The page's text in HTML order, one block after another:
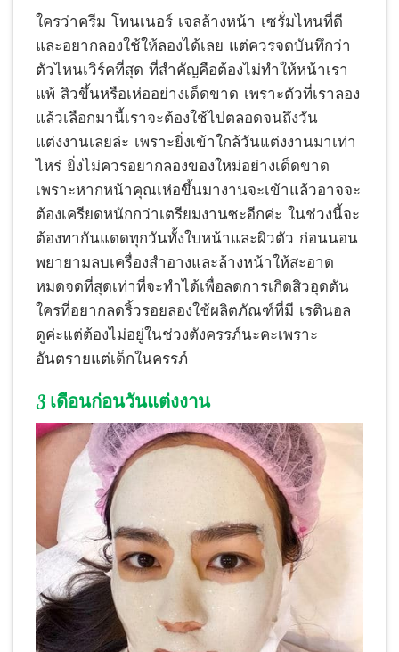
ใครว่าครีม โทนเนอร์ เจลล้างหน้า เซรั่มไหนที่ดี
และอยากลองใช้ให้ลองได้เลย แต่ควรจดบันทึกว่า
ตัวไหนเวิร์คที่สุด ที่สำคัญคือต้องไม่ทำให้หน้าเรา
แพ้ สิวขึ้นหรือเห่ออย่างเด็ดขาด เพราะตัวที่เราลอง
แล้วเลือกมานี้เราจะต้องใช้ไปตลอดจนถึงวัน
แต่งงานเลยล่ะ เพราะยิ่งเข้าใกล้วันแต่งงานมาเท่า
ไหร่ ยิ่งไม่ควรอยากลองของใหม่อย่างเด็ดขาด
เพราะหากหน้าคุณเห่อขึ้นมางานจะเข้าแล้วอาจจะ
ต้องเครียดหนักกว่าเตรียมงานซะอีกค่ะ ในช่วงนี้จะ
ต้องทากันแดดทุกวันทั้งใบหน้าและผิวตัว ก่อนนอน
พยายามลบเครื่องสำอางและล้างหน้าให้สะอาด
หมดจดที่สุดเท่าที่จะทำได้เพื่อลดการเกิดสิวอุดตัน
ใครที่อยากลดริ้วรอยลองใช้ผลิตภัณฑ์ที่มี เรตินอล
ดูค่ะแต่ต้องไม่อยู่ในช่วงตังครรภ์นะคะเพราะ
อันตรายแต่เด็กในครรภ์
3 เดือนก่อนวันแต่งงาน